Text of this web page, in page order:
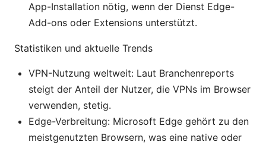
App-Installation nötig, wenn der Dienst Edge-
Add-ons oder Extensions unterstützt.
Statistiken und aktuelle Trends
VPN-Nutzung weltweit: Laut Branchenreports
steigt der Anteil der Nutzer, die VPNs im Browser
verwenden, stetig.
Edge-Verbreitung: Microsoft Edge gehört zu den
meistgenutzten Browsern, was eine native oder